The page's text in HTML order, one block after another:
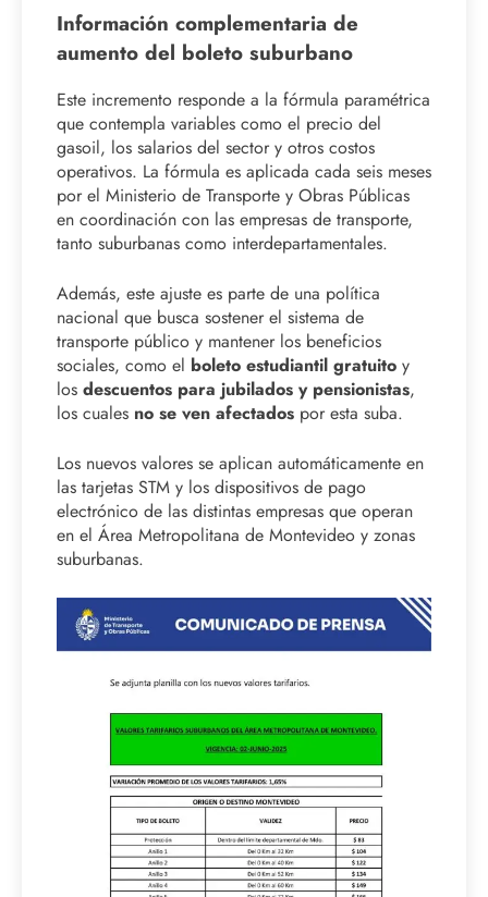
Información complementaria de
aumento del boleto suburbano
Este incremento responde a la fórmula paramétrica
que contempla variables como el precio del
gasoil, los salarios del sector y otros costos
operativos. La fórmula es aplicada cada seis meses
por el Ministerio de Transporte y Obras Públicas
en coordinación con las empresas de transporte,
tanto suburbanas como interdepartamentales.
Además, este ajuste es parte de una política
nacional que busca sostener el sistema de
transporte público y mantener los beneficios
sociales, como el boleto estudiantil gratuito y
los descuentos para jubilados y pensionistas,
los cuales no se ven afectados por esta suba.
Los nuevos valores se aplican automáticamente en
las tarjetas STM y los dispositivos de pago
electrónico de las distintas empresas que operan
en el Área Metropolitana de Montevideo y zonas
suburbanas.